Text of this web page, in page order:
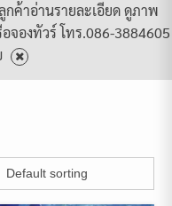
ค้าอ่านรายละเอียด ดูภาพ
องทัวร์ โทร.086-3884605